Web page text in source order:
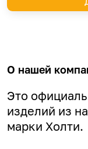
О нашей
Это
изделий из
марки Холти.